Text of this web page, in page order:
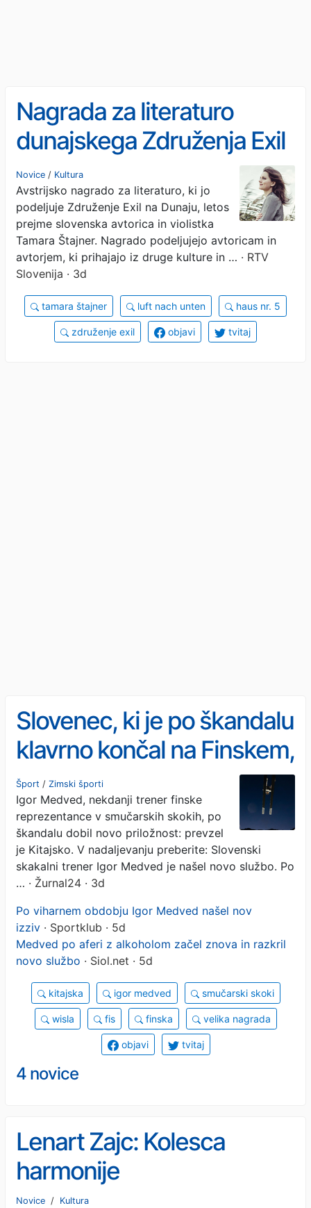
Nagrada za literaturo
dunajskega Združenja Exil
slovenski avtorici Tamari
Štajner
Novice / Kultura
Avstrijsko nagrado za literaturo, ki jo
podeljuje Združenje Exil na Dunaju, letos
prejme slovenska avtorica in violistka
Tamara Štajner. Nagrado podeljujejo avtoricam in
avtorjem, ki prihajajo iz druge kulture in … · RTV
Slovenija · 3d
tamara štajner luft nach unten haus nr. 5
združenje exil objavi tvitaj
Slovenec, ki je po škandalu
klavrno končal na Finskem,
ima novo službo
Šport / Zimski športi
Igor Medved, nekdanji trener finske
reprezentance v smučarskih skokih, po
škandalu dobil novo priložnost: prevzel
je Kitajsko. V nadaljevanju preberite: Slovenski
skakalni trener Igor Medved je našel novo službo. Po
… · Žurnal24 · 3d
Po viharnem obdobju Igor Medved našel nov
izziv · Sportklub · 5d
Medved po aferi z alkoholom začel znova in razkril
novo službo · Siol.net · 5d
kitajska igor medved smučarski skoki
wisla fis finska velika nagrada
objavi tvitaj
4 novice
Lenart Zajc: Kolesca
harmonije
Novice / Kultura